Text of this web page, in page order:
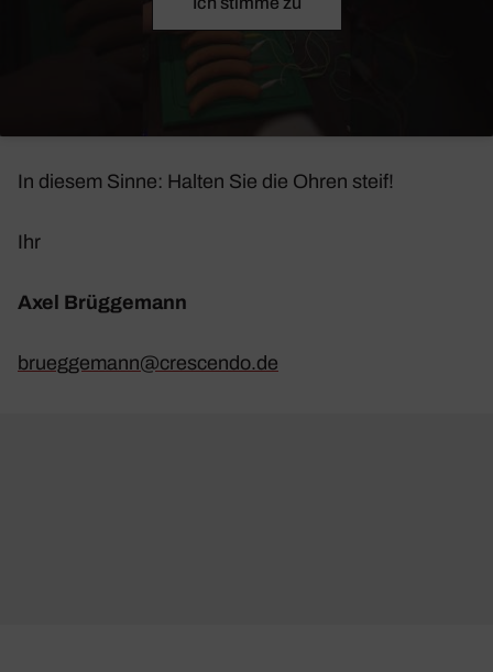
In diesem Sinne: Halten Sie die Ohren steif!
Ihr
Axel Brüg­ge­mann
brueggemann@​crescendo.​de